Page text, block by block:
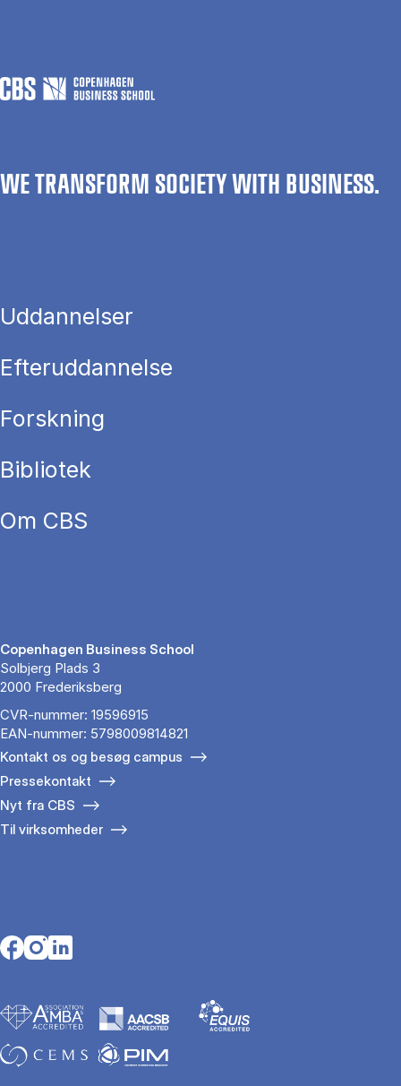
WE TRANSFORM SOCIETY WITH BUSINESS.
Uddannelser
Efteruddannelse
Forskning
Bibliotek
Om CBS
Copenhagen Business School
Solbjerg Plads 3
2000 Frederiksberg
CVR-nummer: 19596915
EAN-nummer: 5798009814821
Kontakt os og besøg campus
Pressekontakt
Nyt fra CBS
Til virksomheder
Opens in a new tab
Opens in a new tab
Opens in a new tab